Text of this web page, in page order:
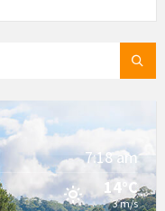
7:18 am
14°C
3 m/s